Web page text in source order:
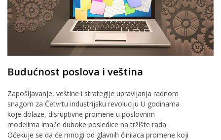
Budućnost poslova i veština
Zapošljavanje, veštine i strategije upravljanja radnom
snagom za Četvrtu industrijsku revoluciju U godinama
koje dolaze, disruptivne promene u poslovnim
modelima imaće duboke posledice na tržište rada.
Očekuje se da će mnogi od glavnih činilaca promene koji